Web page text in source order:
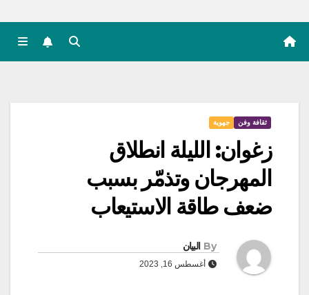
ثقافة وفن جهوية
زغوان: الليلة انطلاق
المهرجان وتذمّر بسبب
ضعف طاقة الاستيعاب
By البيان
أغسطس 16, 2023